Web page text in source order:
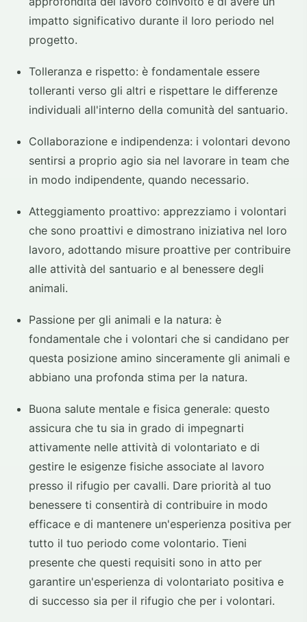
impatto significativo durante il loro periodo nel
progetto.
Tolleranza e rispetto: è fondamentale essere
tolleranti verso gli altri e rispettare le differenze
individuali all'interno della comunità del santuario.
Collaborazione e indipendenza: i volontari devono
sentirsi a proprio agio sia nel lavorare in team che
in modo indipendente, quando necessario.
Atteggiamento proattivo: apprezziamo i volontari
che sono proattivi e dimostrano iniziativa nel loro
lavoro, adottando misure proattive per contribuire
alle attività del santuario e al benessere degli
animali.
Passione per gli animali e la natura: è
fondamentale che i volontari che si candidano per
questa posizione amino sinceramente gli animali e
abbiano una profonda stima per la natura.
Buona salute mentale e fisica generale: questo
assicura che tu sia in grado di impegnarti
attivamente nelle attività di volontariato e di
gestire le esigenze fisiche associate al lavoro
presso il rifugio per cavalli. Dare priorità al tuo
benessere ti consentirà di contribuire in modo
efficace e di mantenere un'esperienza positiva per
tutto il tuo periodo come volontario. Tieni
presente che questi requisiti sono in atto per
garantire un'esperienza di volontariato positiva e
di successo sia per il rifugio che per i volontari.